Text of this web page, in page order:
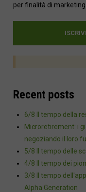
per finalità di marketing
Recent posts
6/8 Il tempo della
Microretirement: i
negoziando il loro
5/8 Il tempo delle
4/8 Il tempo dei
3/8 Il tempo
Alpha Generation